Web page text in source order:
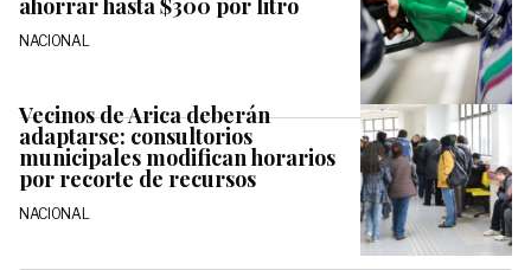
ahorrar hasta $300 por litro
NACIONAL
Vecinos de Arica deberán
adaptarse: consultorios
municipales modifican horarios
por recorte de recursos
NACIONAL